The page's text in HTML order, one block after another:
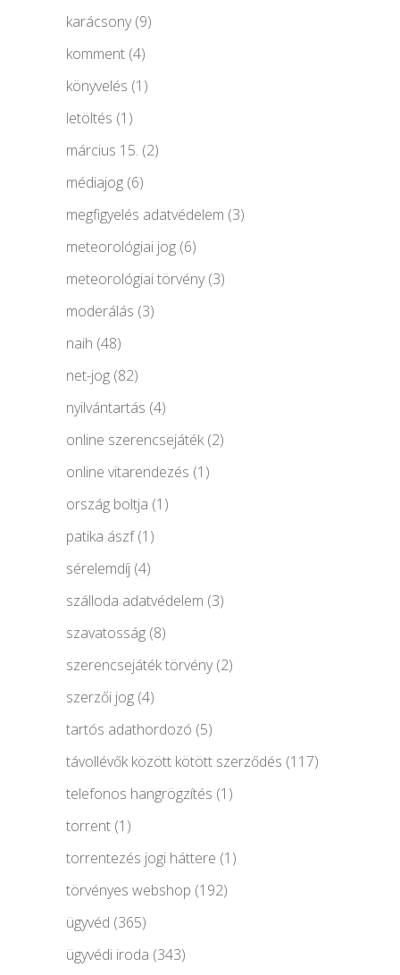
karácsony(9)
komment (4)
könyvelés (1)
letöltés (1)
március 15. (2)
médiajog (6)
megfigyelés adatvédelem (3)
meteorológiai jog (6)
meteorológiai törvény(3)
moderálás (3)
naih (48)
net-jog (82)
nyilvántartás (4)
online szerencsejáték(2)
online vitarendezés (1)
ország boltja (1)
patika ászf(1)
sérelemdíj (4)
szálloda adatvédelem (3)
szavatosság (8)
szerencsejáték törvény(2)
szerzői jog (4)
tartós adathordozó (5)
távollévők között kötött szerződés (117)
telefonos hangrögzítés (1)
torrent (1)
torrentezés jogi háttere (1)
törvényes webshop (192)
ügyvéd (365)
ügyvédi iroda (343)